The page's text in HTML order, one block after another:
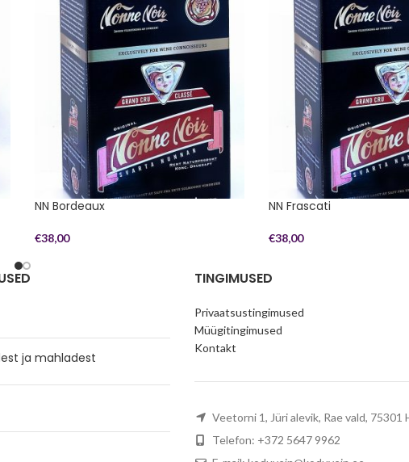
NN Bordeaux
€38,00
NN Frascati
€38,00
ja mahladest
TINGIMUSED
Privaatsustingimused
Müügitingimused
Kontakt
Veetorni 1, Jüri alevik, Rae vald, 75301
Telefon: +372 5647 9962